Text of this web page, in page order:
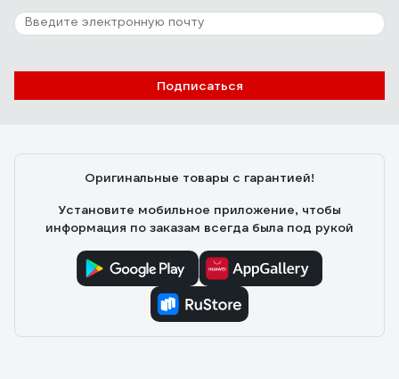
Подписаться
Оригинальные товары с гарантией!
Установите мобильное приложение, чтобы
информация по заказам всегда была под рукой